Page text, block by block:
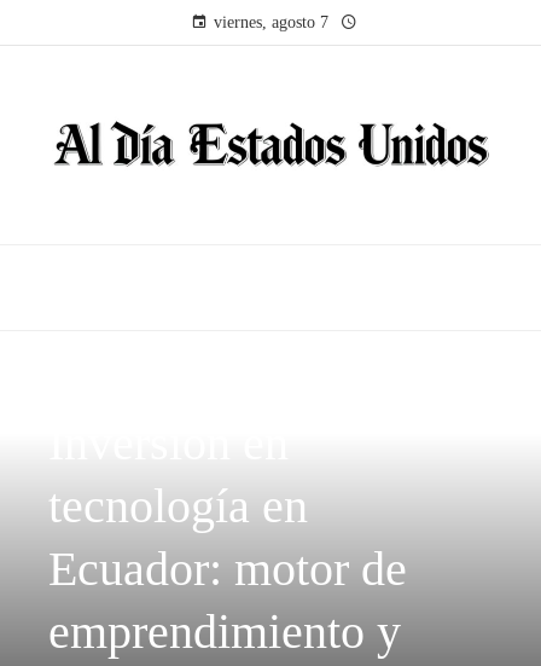
viernes, agosto 7
tecnología en
Ecuador: motor de
emprendimiento y